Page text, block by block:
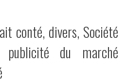
conté, divers, Société
du marché